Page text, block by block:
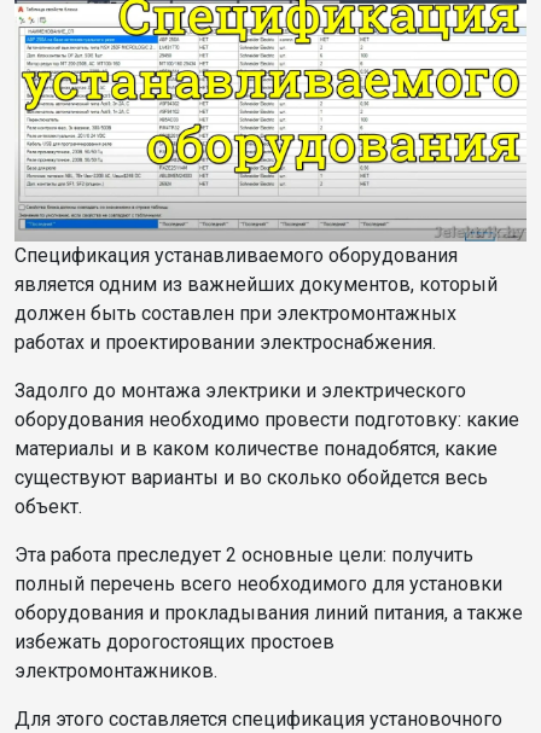
Спецификация устанавливаемого оборудования
является одним из важнейших документов, который
должен быть составлен при электромонтажных
работах и проектировании электроснабжения.
Задолго до монтажа электрики и электрического
оборудования необходимо провести подготовку: какие
материалы и в каком количестве понадобятся, какие
существуют варианты и во сколько обойдется весь
объект.
Эта работа преследует 2 основные цели: получить
полный перечень всего необходимого для установки
оборудования и прокладывания линий питания, а также
избежать дорогостоящих простоев
электромонтажников.
Для этого составляется спецификация установочного